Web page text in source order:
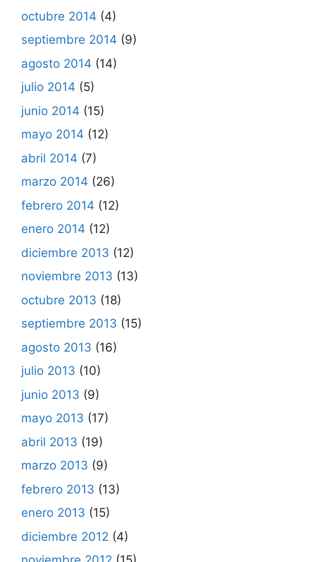
octubre 2014 (4)
septiembre 2014 (9)
agosto 2014 (14)
julio 2014 (5)
junio 2014 (15)
mayo 2014 (12)
abril 2014 (7)
marzo 2014 (26)
febrero 2014 (12)
enero 2014 (12)
diciembre 2013 (12)
noviembre 2013 (13)
octubre 2013 (18)
septiembre 2013 (15)
agosto 2013 (16)
julio 2013 (10)
junio 2013 (9)
mayo 2013 (17)
abril 2013 (19)
marzo 2013 (9)
febrero 2013 (13)
enero 2013 (15)
diciembre 2012 (4)